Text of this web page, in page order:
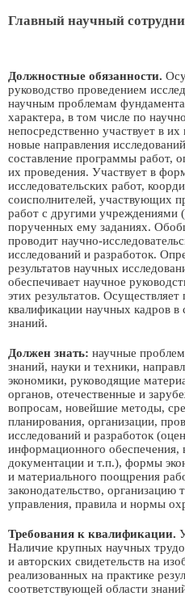
Главный научный
Должностные обязанности.
руководство проведением
научным проблемам
характера, в том числе по
непосредственно участвует в
новые направления
составление программы работ,
их проведения. Участвует в
исследовательских работ,
соисполнителей, участвующих
работ с другими учреждениями
порученных ему заданиях.
проводит научно-
исследований и разработок.
результатов научных
обеспечивает научное
этих результатов.
квалификации научных кадров в
знаний.
Должен знать: научные
знаний, науки и техники,
экономики, руководящие
органов, отечественные и
вопросам, новейшие методы,
планирования, организации,
исследований и разработок
информационного обеспечения,
документации и т.п.), формы
и материального поощрения
законодательство, организацию
управления, правила и нормы
Требования к квалификации.
Наличие крупных научных
и авторских свидетельств на
реализованных на практике
соответствующей области